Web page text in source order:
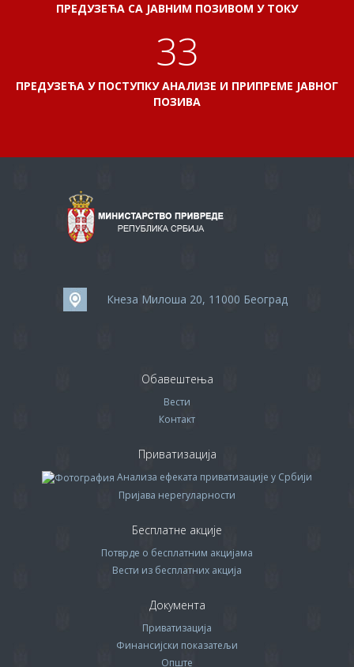
ПРЕДУЗЕЋА СА ЈАВНИМ ПОЗИВОМ У ТОКУ
35
ПРЕДУЗЕЋА У ПОСТУПКУ АНАЛИЗЕ И ПРИПРЕМЕ ЈАВНОГ
ПОЗИВА
Кнеза Милоша 20, 11000 Београд
Обавештења
Вести
Контакт
Приватизација
Анализа ефеката приватизације у Србији
Пријава нерегуларности
Бесплатне акције
Потврде о бесплатним акцијама
Вести из бесплатних акција
Документа
Приватизација
Финансијски показатељи
Опште